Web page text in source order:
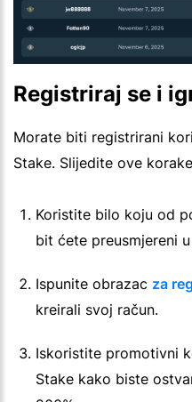
Registriraj se i
Morate biti registrirani
Stake. Slijedite ove
Koristite bilo koju od
bit ćete preusmjereni
Ispunite obrazac za
kreirali svoj račun.
Iskoristite promotivni
Stake kako biste